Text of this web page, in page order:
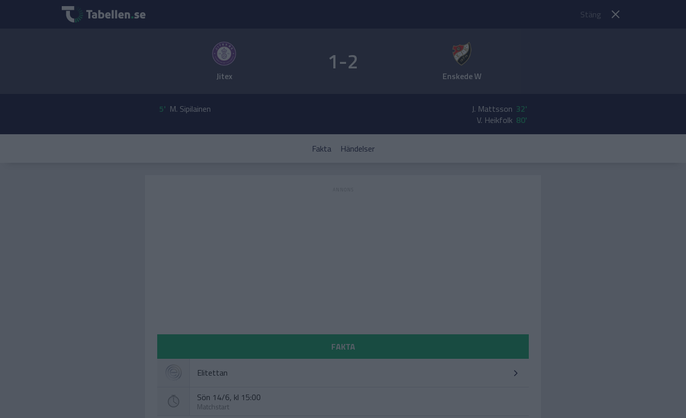
Stäng
Jitex 1-2 Enskede W
5' M. Sipilainen J. Mattsson 32'
V. Heikfolk 80'
Fakta Händelser
FAKTA
Elitettan
Sön 14/6, kl 15:00
Matchstart